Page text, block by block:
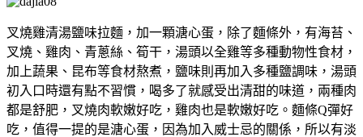
叉燒雞清湯鹽味拉麵，加一顆溏心蛋，除了麵條外，有海苔、
叉燒、雞肉、青蔥絲、筍干，湯頭以全雞等多種動物性食材，
加上蔬果、昆布等食材熬煮，鹽味則再加入多種鹽調味，湯頭
初入口時還有點不習慣，喝多了就感受出清甜的味道，兩種肉
都是舒肥，叉燒肉軟嫩好吃，雞肉也是軟嫩好吃。麵條Q彈好
吃，值得一提的是溏心蛋，因為加入威士忌的關係，所以有淡